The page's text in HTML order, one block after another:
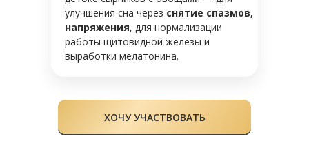
улучшения сна через снятие спазмов,
напряжения, для нормализации
работы щитовидной железы и
выработки мелатонина.
ХОЧУ УЧАСТВОВАТЬ